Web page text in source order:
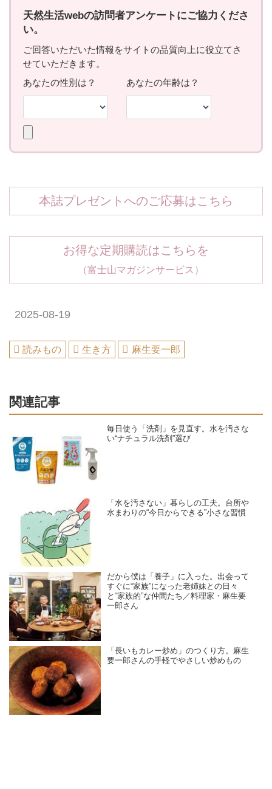
本誌プレゼントへのご応募はこちら
お得な定期購読はこちらを
（富士山マガジンサービス）
2025-08-19
読みもの 生き方 麻生要一郎
関連記事
毎日使う「洗剤」を見直す。水を汚さな
い“ナチュラル洗剤”選び
「水を汚さない」暮らしの工夫。台所や
水まわりの“今日からできる”小さな習慣
だから僕は「養子」に入った。出会って
すぐに“家族”になった老姉妹との日々
と“家族的”な仲間たち／料理家・麻生要
一郎さん
「長いもカレー炒め」のつくり方。麻生
要一郎さんの手軽でやさしい炒めもの